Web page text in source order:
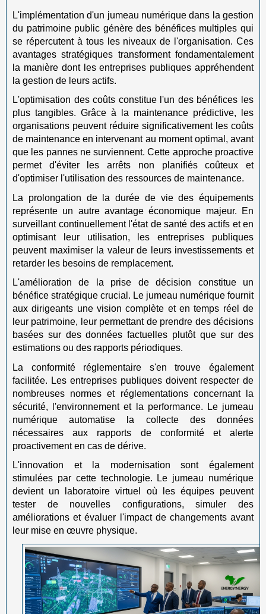
L'implémentation d'un jumeau numérique dans la gestion
du patrimoine public génère des bénéfices multiples qui
se répercutent à tous les niveaux de l'organisation. Ces
avantages stratégiques transforment fondamentalement
la manière dont les entreprises publiques appréhendent
la gestion de leurs actifs.
L'optimisation des coûts constitue l'un des bénéfices les
plus tangibles. Grâce à la maintenance prédictive, les
organisations peuvent réduire significativement les coûts
de maintenance en intervenant au moment optimal, avant
que les pannes ne surviennent. Cette approche proactive
permet d'éviter les arrêts non planifiés coûteux et
d'optimiser l'utilisation des ressources de maintenance.
La prolongation de la durée de vie des équipements
représente un autre avantage économique majeur. En
surveillant continuellement l'état de santé des actifs et en
optimisant leur utilisation, les entreprises publiques
peuvent maximiser la valeur de leurs investissements et
retarder les besoins de remplacement.
L'amélioration de la prise de décision constitue un
bénéfice stratégique crucial. Le jumeau numérique fournit
aux dirigeants une vision complète et en temps réel de
leur patrimoine, leur permettant de prendre des décisions
basées sur des données factuelles plutôt que sur des
estimations ou des rapports périodiques.
La conformité réglementaire s'en trouve également
facilitée. Les entreprises publiques doivent respecter de
nombreuses normes et réglementations concernant la
sécurité, l'environnement et la performance. Le jumeau
numérique automatise la collecte des données
nécessaires aux rapports de conformité et alerte
proactivement en cas de dérive.
L'innovation et la modernisation sont également
stimulées par cette technologie. Le jumeau numérique
devient un laboratoire virtuel où les équipes peuvent
tester de nouvelles configurations, simuler des
améliorations et évaluer l'impact de changements avant
leur mise en œuvre physique.